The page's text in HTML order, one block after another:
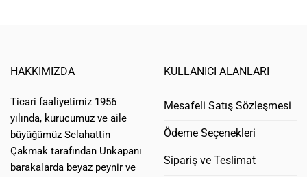
HAKKIMIZDA
Ticari faaliyetimiz 1956
yılında, kurucumuz ve aile
büyüğümüz Selahattin
Çakmak tarafından Unkapanı
barakalarda beyaz peynir ve
KULLANICI ALANLARI
Mesafeli Satış Sözleşmesi
Ödeme Seçenekleri
Sipariş ve Teslimat